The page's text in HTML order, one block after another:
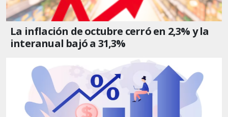
La inflación de octubre cerró en 2,3% y la
interanual bajó a 31,3%